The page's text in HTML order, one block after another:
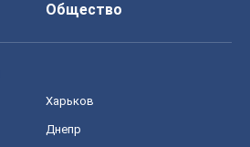
Общество
Харьков
Днепр